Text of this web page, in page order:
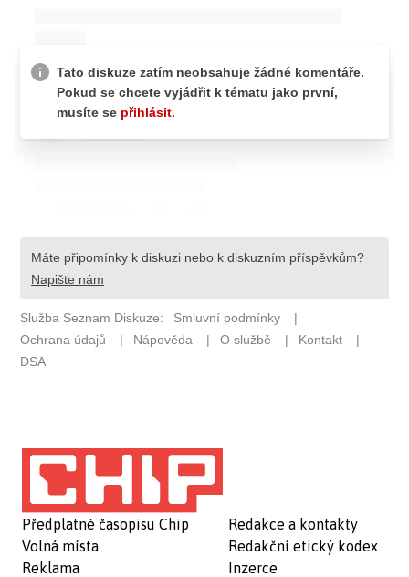
Předplatné časopisu Chip
Volná místa
Reklama
Redakce a kontakty
Redakční etický kodex
Inzerce